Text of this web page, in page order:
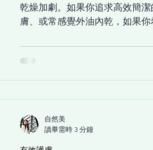
乾燥加劇。如果你追求高效簡
膚、或常感覺外油內乾，如果
身包裡的必備答案。
自然美
讀畢需時 3 分鐘